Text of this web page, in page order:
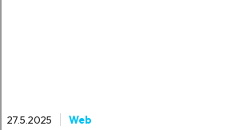
27.5.2025 Web